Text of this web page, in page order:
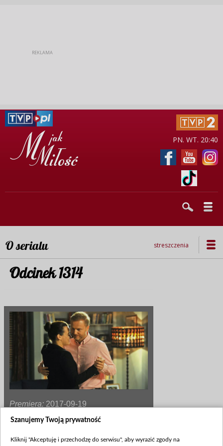
PN. WT. 20:40
O serialu streszczenia
Odcinek 1314
Premiera: 2017-09-19
Marszałek martwi się o Magdę, bo nie
samotna matka. Tymczasem
Szanujemy Twoją prywatność
Kliknij "Akceptuję i przechodzę do serwisu", aby wyrazić zgody na